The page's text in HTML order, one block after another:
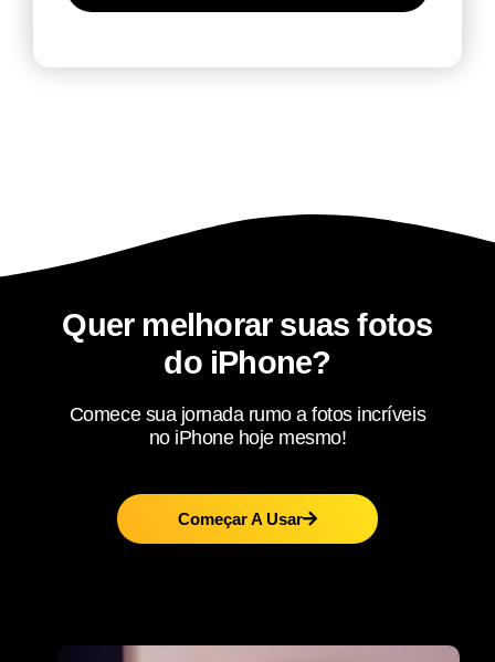
Quer melhorar suas fotos
do iPhone?
Comece sua jornada rumo a fotos incríveis
no iPhone hoje mesmo!
Começar A Usar